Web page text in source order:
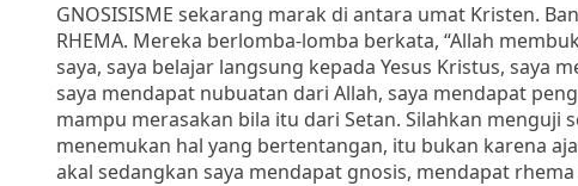
GNOSISISME sekarang marak di antara umat Kristen.
RHEMA. Mereka berlomba-lomba berkata, “Allah
saya, saya belajar langsung kepada Yesus Kristus, saya
saya mendapat nubuatan dari Allah, saya mendapat
mampu merasakan bila itu dari Setan. Silahkan menguji
menemukan hal yang bertentangan, itu bukan karena
akal sedangkan saya mendapat gnosis, mendapat